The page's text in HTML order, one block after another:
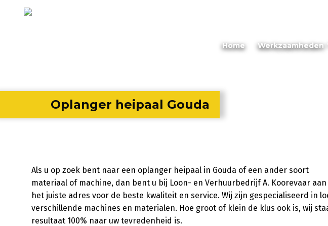
Home Werkzaamheden
Oplanger heipaal Gouda
Als u op zoek bent naar een oplanger heipaal in Gouda of een ander soort
materiaal of machine, dan bent u bij Loon- en Verhuurbedrijf A. Koorevaar aan
het juiste adres voor de beste kwaliteit en service. Wij zijn gespecialiseerd in
verschillende machines en materialen. Hoe groot of klein de klus ook is, wij
resultaat 100% naar uw tevredenheid is.